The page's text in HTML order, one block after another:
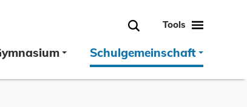
Tools
Schulgemeinschaft